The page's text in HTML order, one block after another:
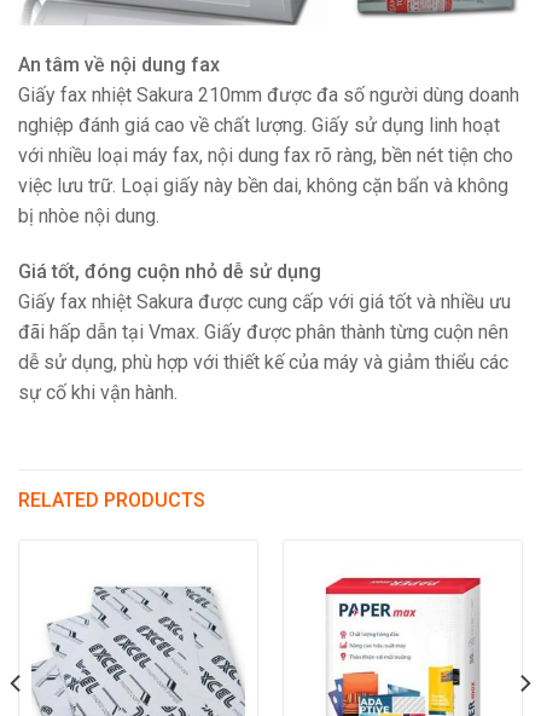
An tâm về nội dung fax
Giấy fax nhiệt Sakura 210mm được đa số người dùng doanh
nghiệp đánh giá cao về chất lượng. Giấy sử dụng linh hoạt
với nhiều loại máy fax, nội dung fax rõ ràng, bền nét tiện cho
việc lưu trữ. Loại giấy này bền dai, không cặn bẩn và không
bị nhòe nội dung.
Giá tốt, đóng cuộn nhỏ dễ sử dụng
Giấy fax nhiệt Sakura được cung cấp với giá tốt và nhiều ưu
đãi hấp dẫn tại Vmax. Giấy được phân thành từng cuộn nên
dễ sử dụng, phù hợp với thiết kế của máy và giảm thiểu các
sự cố khi vận hành.
RELATED PRODUCTS